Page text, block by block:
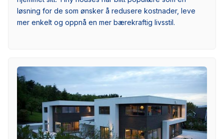
løsning for de som ønsker å redusere kostnader, leve
mer enkelt og oppnå en mer bærekraftig livsstil.